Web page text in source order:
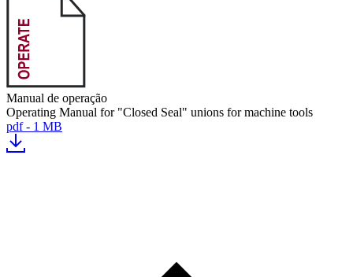
Manual de operação
Operating Manual for "Closed Seal" unions for machine tools
pdf - 1 MB